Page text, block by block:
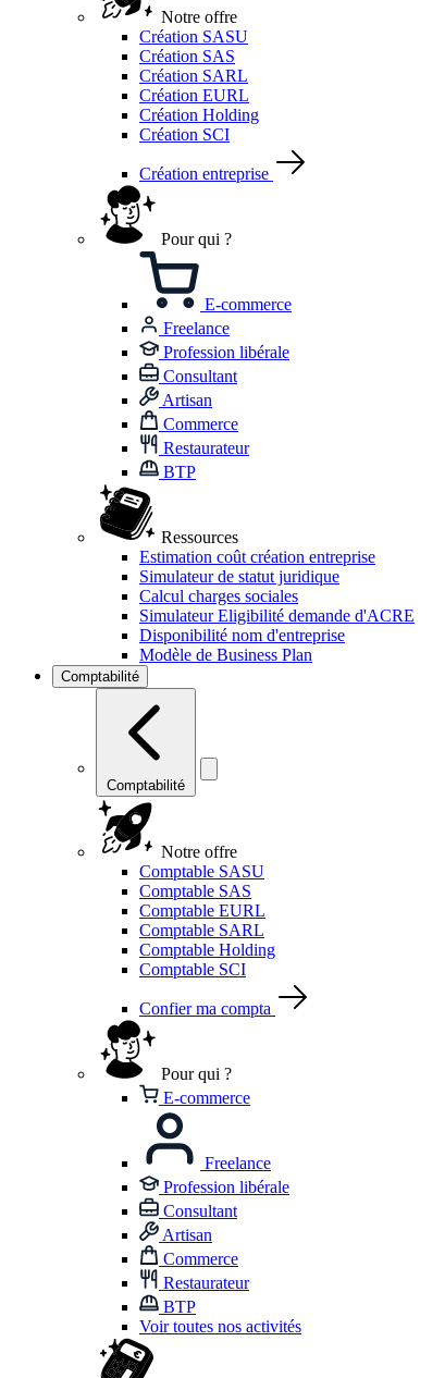
Notre offre
Création SASU
Création SAS
Création SARL
Création EURL
Création Holding
Création SCI
Création entreprise
Pour qui ?
E-commerce
Freelance
Profession libérale
Consultant
Artisan
Commerce
Restaurateur
BTP
Ressources
Estimation coût création entreprise
Simulateur de statut juridique
Calcul charges sociales
Simulateur Eligibilité demande d'ACRE
Disponibilité nom d'entreprise
Modèle de Business Plan
Comptabilité
Comptabilité
Notre offre
Comptable SASU
Comptable SAS
Comptable EURL
Comptable SARL
Comptable Holding
Comptable SCI
Confier ma compta
Pour qui ?
E-commerce
Freelance
Profession libérale
Consultant
Artisan
Commerce
Restaurateur
BTP
Voir toutes nos activités